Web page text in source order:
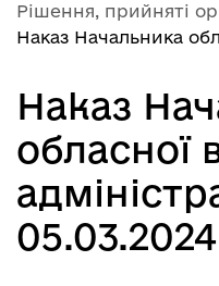
Рішення, прийняті
Наказ Начальника
Наказ
обласної